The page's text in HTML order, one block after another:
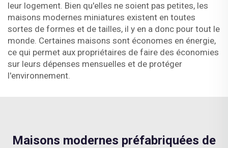
leur logement. Bien qu'elles ne soient pas petites, les
maisons modernes miniatures existent en toutes
sortes de formes et de tailles, il y en a donc pour tout le
monde. Certaines maisons sont économes en énergie,
ce qui permet aux propriétaires de faire des économies
sur leurs dépenses mensuelles et de protéger
l'environnement.
Maisons modernes préfabriquées de